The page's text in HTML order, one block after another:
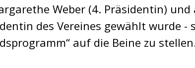
Weber (4. Präsidentin)
des Vereines gewählt wurde -
auf die Beine zu